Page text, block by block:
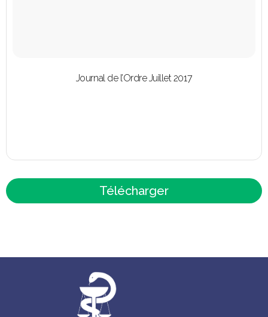
Journal de l’Ordre Juillet 2017
Télécharger